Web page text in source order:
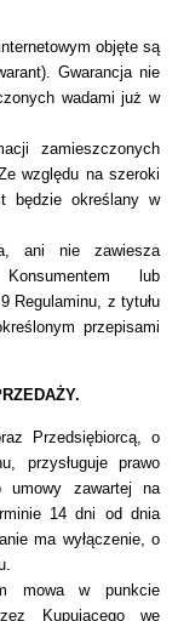
objęte są
Gwarancja nie
wadami już w
zamieszczonych
względu na szeroki
będzie określany w
ani nie zawiesza
lub
Regulaminu, z tytułu
przepisami
Przedsiębiorcą, o
przysługuje prawo
umowy zawartej na
14 dni od dnia
ma wyłączenie, o
mowa w punkcie
Kupującego we